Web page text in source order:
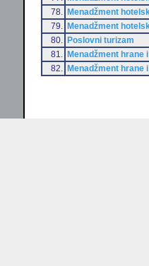
78.
Menadžment
79.
Menadžment
80.
Poslovni turizam
81.
Menadžment hrane
82.
Menadžment hrane